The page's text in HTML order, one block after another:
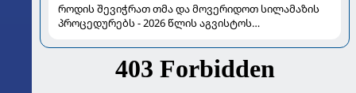
როდის შევიჭრათ თმა და მოვერიდოთ სილამაზის
პროცედურებს - 2026 წლის აგვისტოს